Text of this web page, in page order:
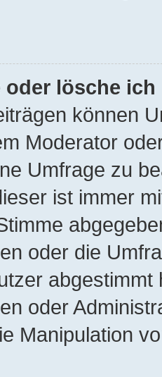
oder lösche
können
Moderator
Umfrage zu
ist immer
oder die
oder
Manipulation